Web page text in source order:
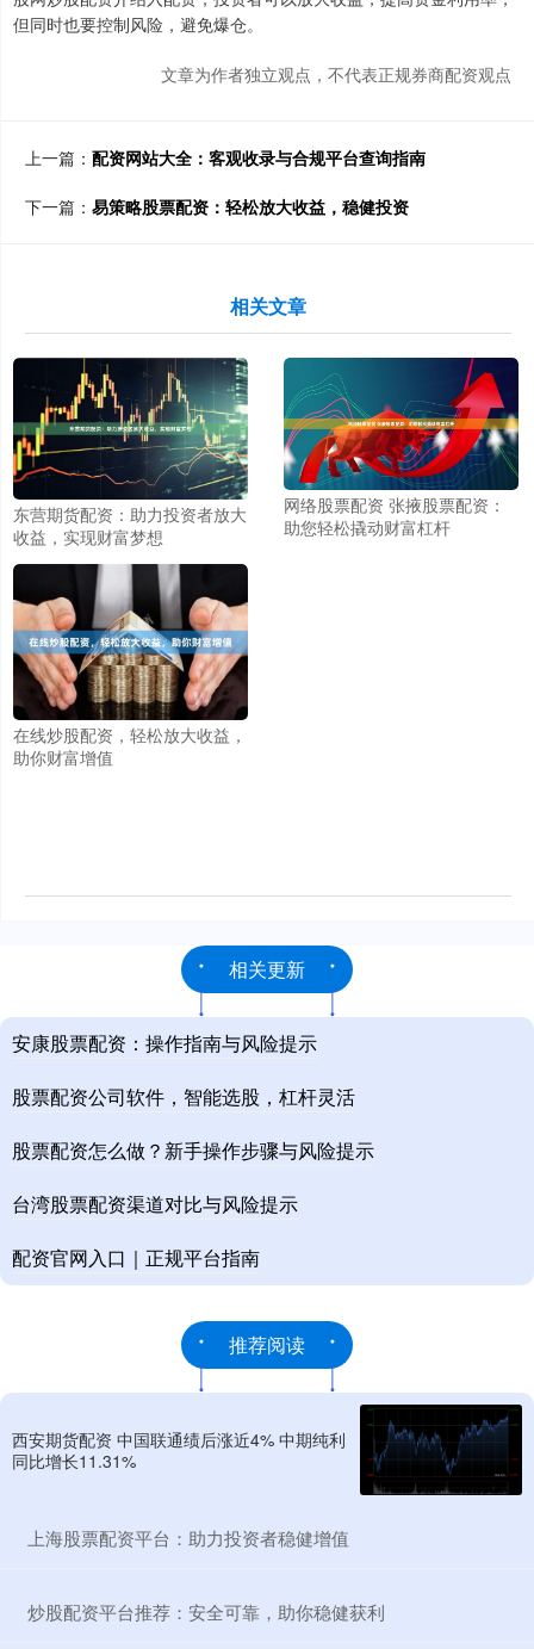
但同时也要控制风险，避免爆仓。
文章为作者独立观点，不代表正规券商配资观点
上一篇： 配资网站大全：客观收录与合规平台查询指南
下一篇： 易策略股票配资：轻松放大收益，稳健投资
相关文章
东营期货配资：助力投资者放大
收益，实现财富梦想
网络股票配资 张掖股票配资：
助您轻松撬动财富杠杆
在线炒股配资，轻松放大收益，
助你财富增值
相关更新
安康股票配资：操作指南与风险提示
股票配资公司软件，智能选股，杠杆灵活
股票配资怎么做？新手操作步骤与风险提示
台湾股票配资渠道对比与风险提示
配资官网入口｜正规平台指南
推荐阅读
西安期货配资 中国联通绩后涨近4% 中期纯利
同比增长11.31%
​上海股票配资平台：助力投资者稳健增值
​炒股配资平台推荐：安全可靠，助你稳健获利